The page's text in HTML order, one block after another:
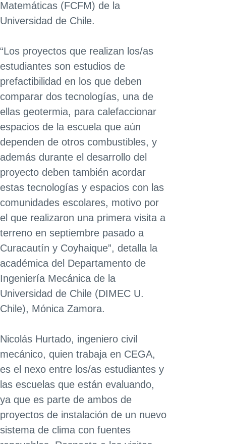
Matemáticas (FCFM) de la
Universidad de Chile.
“Los proyectos que realizan los/as
estudiantes son estudios de
prefactibilidad en los que deben
comparar dos tecnologías, una de
ellas geotermia, para calefaccionar
espacios de la escuela que aún
dependen de otros combustibles, y
además durante el desarrollo del
proyecto deben también acordar
estas tecnologías y espacios con las
comunidades escolares, motivo por
el que realizaron una primera visita a
terreno en septiembre pasado a
Curacautín y Coyhaique”, detalla la
académica del Departamento de
Ingeniería Mecánica de la
Universidad de Chile (DIMEC U.
Chile), Mónica Zamora.
Nicolás Hurtado, ingeniero civil
mecánico, quien trabaja en CEGA,
es el nexo entre los/as estudiantes y
las escuelas que están evaluando,
ya que es parte de ambos de
proyectos de instalación de un nuevo
sistema de clima con fuentes